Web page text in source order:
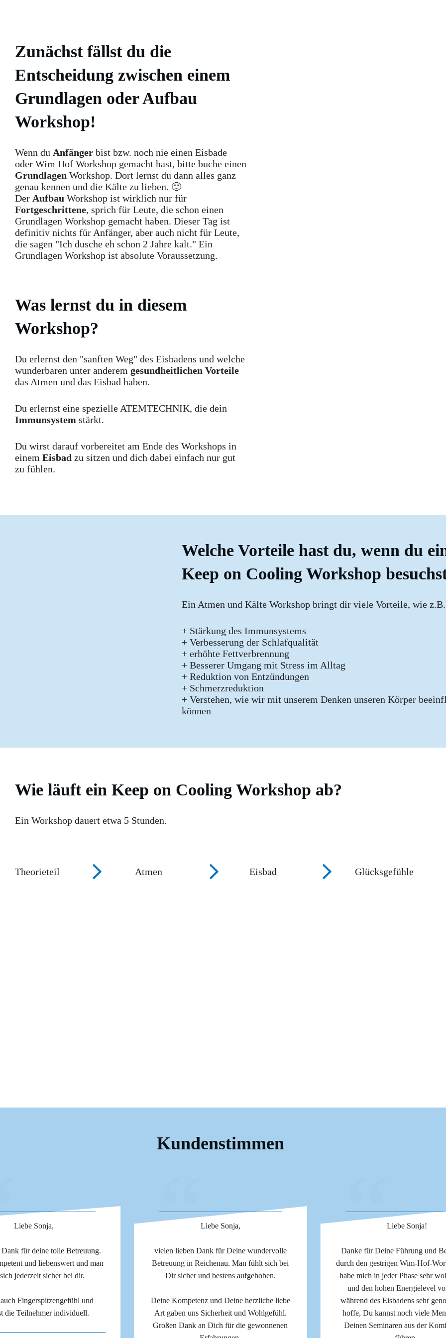
Zunächst fällst du die
Entscheidung zwischen einem
Grundlagen oder Aufbau
Workshop!
Wenn du Anfänger bist bzw. noch nie einen Eisbade
oder Wim Hof Workshop gemacht hast, bitte buche einen
Grundlagen Workshop. Dort lernst du dann alles ganz
genau kennen und die Kälte zu lieben. 🙂
Der Aufbau Workshop ist wirklich nur für
Fortgeschrittene, sprich für Leute, die schon einen
Grundlagen Workshop gemacht haben. Dieser Tag ist
definitiv nichts für Anfänger, aber auch nicht für Leute,
die sagen "Ich dusche eh schon 2 Jahre kalt." Ein
Grundlagen Workshop ist absolute Voraussetzung.
Was lernst du in diesem
Workshop?
Du erlernst den "sanften Weg" des Eisbadens und welche
wunderbaren unter anderem gesundheitlichen Vorteile
das Atmen und das Eisbad haben.
Du erlernst eine spezielle ATEMTECHNIK, die dein
Immunsystem stärkt.
Du wirst darauf vorbereitet am Ende des Workshops in
einem Eisbad zu sitzen und dich dabei einfach nur gut
zu fühlen.
Welche Vorteile hast du, wenn du
Keep on Cooling Workshop
Ein Atmen und Kälte Workshop bringt dir viele Vorteile, wie z.B.
+ Stärkung des Immunsystems
+ Verbesserung der Schlafqualität
+ erhöhte Fettverbrennung
+ Besserer Umgang mit Stress im Alltag
+ Reduktion von Entzündungen
+ Schmerzreduktion
+ Verstehen, wie wir mit unserem Denken unseren Körper
können
Wie läuft ein Keep on Cooling Workshop ab?
Ein Workshop dauert etwa 5 Stunden.
Theorieteil Atmen Eisbad Glücksgefühle
Kundenstimmen
Liebe Sonja,
für deine tolle Betreuung.
und liebenswert und man
jederzeit sicher bei dir.
Fingerspitzengefühl und
die Teilnehmer individuell.
“Liebe Sonja,
vielen lieben Dank für Deine wundervolle
Betreuung in Reichenau. Man fühlt sich bei
Dir sicher und bestens aufgehoben.
Deine Kompetenz und Deine herzliche liebe
Art gaben uns Sicherheit und Wohlgefühl.
Großen Dank an Dich für die gewonnenen
“Liebe Sonja!
Danke für Deine Führung und
durch den gestrigen Wim-Hof-
habe mich in jeder Phase sehr
und den hohen Energielevel
während des Eisbadens sehr
hoffe, Du kannst noch viele
Deinen Seminaren aus der